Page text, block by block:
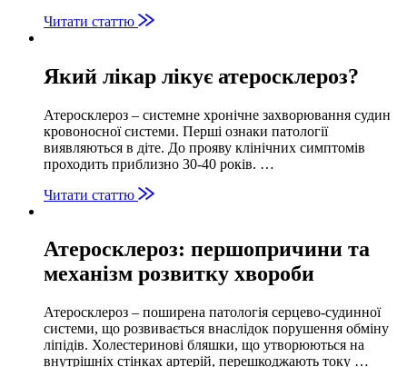
Читати статтю
Який лікар лікує атеросклероз?
Атеросклероз – системне хронічне захворювання судин
кровоносної системи. Перші ознаки патології
виявляються в діте. До прояву клінічних симптомів
проходить приблизно 30-40 років. …
Читати статтю
Атеросклероз: першопричини та
механізм розвитку хвороби
Атеросклероз – поширена патологія серцево-судинної
системи, що розвивається внаслідок порушення обміну
ліпідів. Холестеринові бляшки, що утворюються на
внутрішніх стінках артерій, перешкоджають току …